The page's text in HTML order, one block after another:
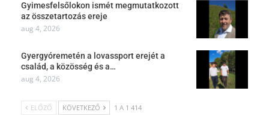
Gyimesfelsőlokon ismét megmutatkozott
az összetartozás ereje
aug 4, 2026
Gyergyóremetén a lovassport erejét a
család, a közösség és a…
aug 4, 2026
ELŐZŐ KÖVETKEZŐ 1 A 1 414